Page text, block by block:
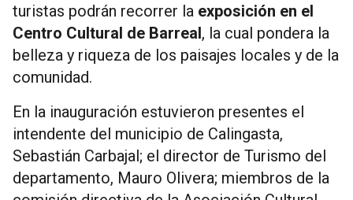
turistas podrán recorrer la exposición en el
Centro Cultural de Barreal, la cual pondera la
belleza y riqueza de los paisajes locales y de la
comunidad.
En la inauguración estuvieron presentes el
intendente del municipio de Calingasta,
Sebastián Carbajal; el director de Turismo del
departamento, Mauro Olivera; miembros de la